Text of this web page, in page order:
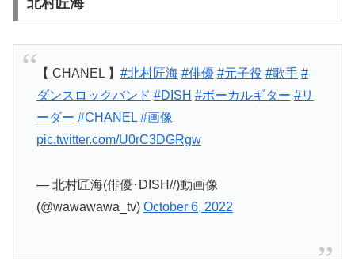
【 CHANEL 】 #北村匠海 #俳優 #元子役 #歌手 #
ダンスロックバンド #DISH #ボーカルギター #リ
ーダー #CHANEL #画像
pic.twitter.com/U0rC3DGRgw
— 北村匠海(俳優･DISH//)動画像
(@wawawawa_tv) October 6, 2022